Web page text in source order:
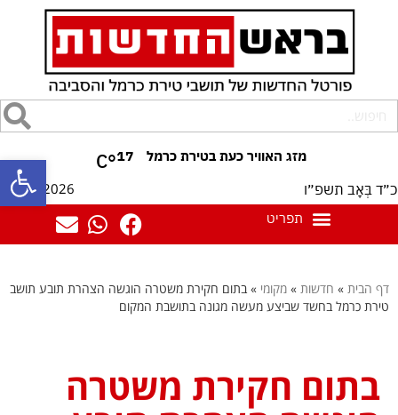
פתח 17
°C
כ״ד בְּאָב תשפ״ו 07/08/2026
דף הבית » חדשות » מקומי »בתום חקירת משטרה הוגשה הצהרת תובע תושב
טירת כרמל בחשד שביצע מעשה מגונה בתושבת המקום
בתום חקירת משטרה